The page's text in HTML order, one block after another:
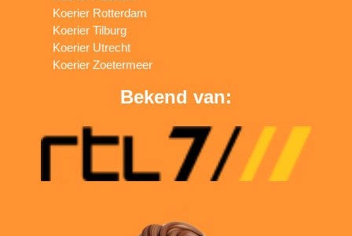
Koerier Rotterdam
Koerier Tilburg
Koerier Utrecht
Koerier Zoetermeer
Bekend van: